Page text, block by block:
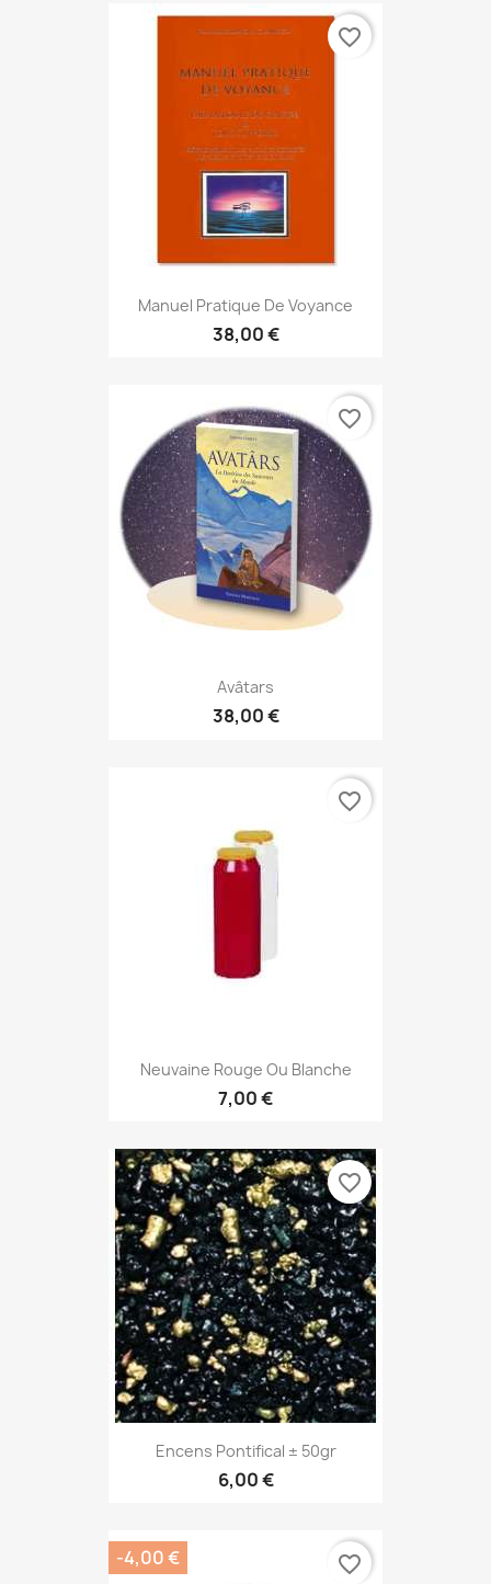
Manuel Pratique De Voyance
38,00 €
favorite_border
Avâtars
38,00 €
favorite_border
Neuvaine Rouge Ou Blanche
7,00 €
favorite_border
Encens Pontifical ± 50gr
6,00 €
favorite_border
-4,00 € favorite_border